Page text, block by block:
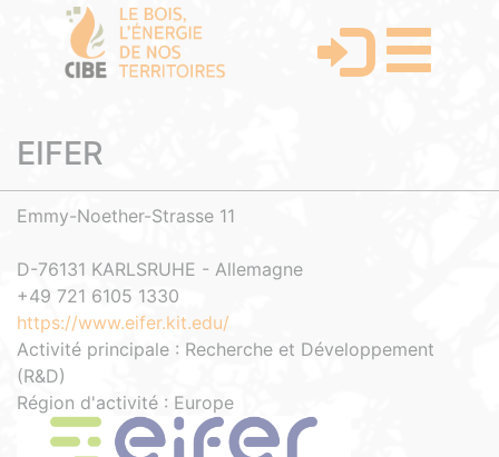
EIFER
Emmy-Noether-Strasse 11
D-76131 KARLSRUHE - Allemagne
+49 721 6105 1330
https://www.eifer.kit.edu/
Activité principale : Recherche et Développement
(R&D)
Région d'activité : Europe